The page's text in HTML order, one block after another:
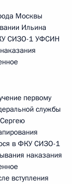
Москвы
Ильина
СИЗО-1 УФСИН
первому
службы
в ФКУ СИЗО-1
наказания
вступления